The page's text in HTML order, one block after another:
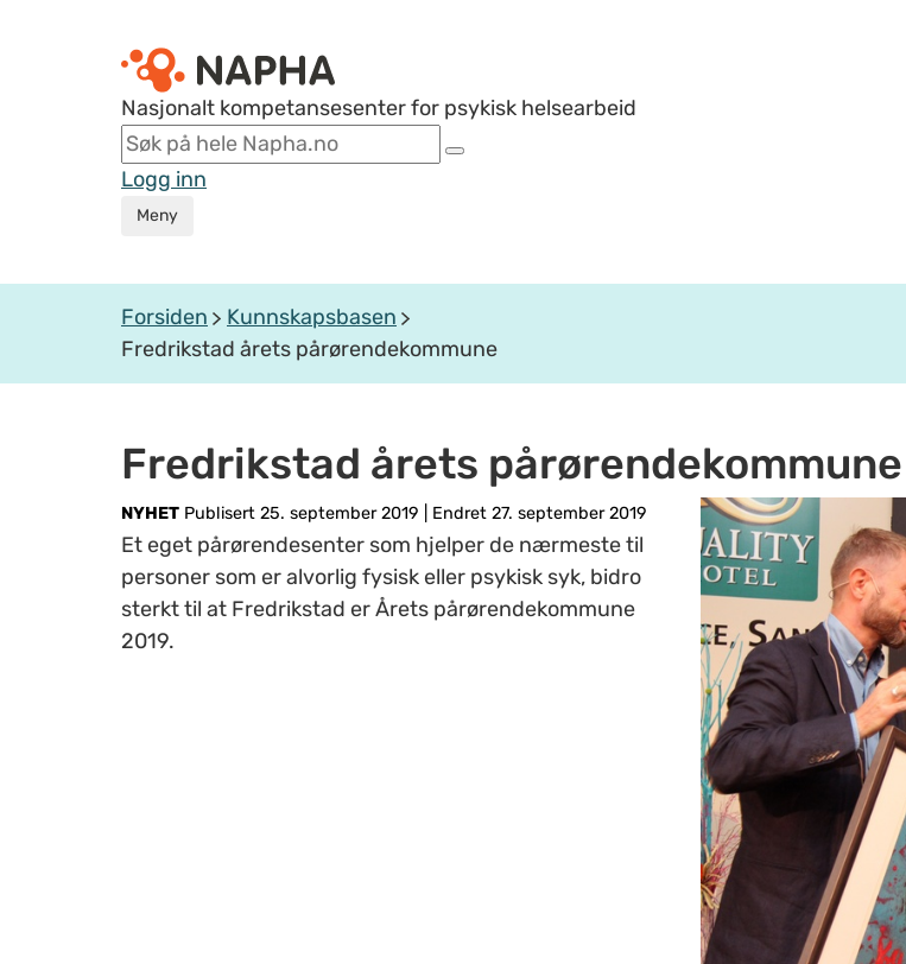
Nasjonalt kompetansesenter for psykisk helsearbeid
Logg inn
Meny
Forsiden
Kunnskapsbasen
Fredrikstad årets pårørendekommune
Fredrikstad årets pårørendekommune
NYHET Publisert 25. september 2019 Endret 27. september 2019
Et eget pårørendesenter som hjelper de nærmeste til
personer som er alvorlig fysisk eller psykisk syk, bidro
sterkt til at Fredrikstad er Årets pårørendekommune
2019.